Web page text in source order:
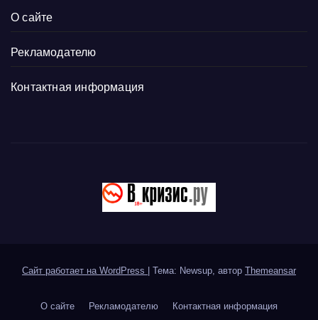
О сайте
Рекламодателю
Контактная информация
Сайт работает на WordPress Тема: Newsup, автор Themeansar
О сайте Рекламодателю Контактная информация